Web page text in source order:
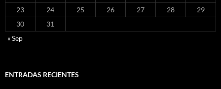
23
24 25 26 27 28
29
30
31
« Sep
ENTRADAS RECIENTES